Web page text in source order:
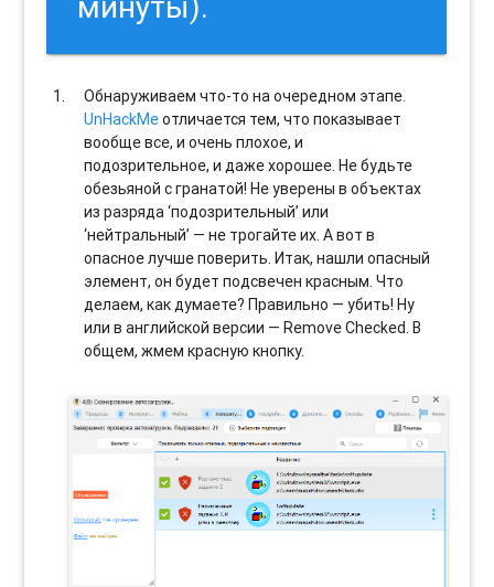
Обнаруживаем что-то на очередном этапе.
UnHackMeотличается тем, что показывает
вообще все, и очень плохое, и
подозрительное, и даже хорошее. Не будьте
обезьяной с гранатой! Не уверены в объектах
из разряда ‘подозрительный’ или
‘нейтральный’ — не трогайте их. А вот в
опасное лучше поверить. Итак, нашли опасный
элемент, он будет подсвечен красным. Что
делаем, как думаете? Правильно — убить! Ну
или в английской версии — Remove Checked. В
общем, жмем красную кнопку.